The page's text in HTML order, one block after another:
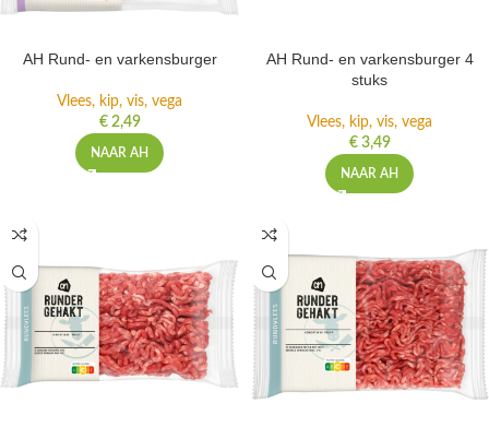
AH Rund- en varkensburger
Vlees, kip, vis, vega
€2,49
NAAR AH
AH Rund- en varkensburger 4
stuks
Vlees, kip, vis, vega
€3,49
NAAR AH